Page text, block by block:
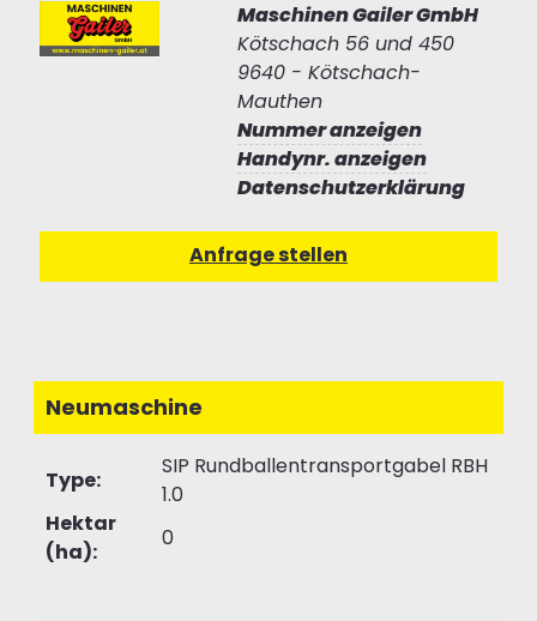
Maschinen Gailer GmbH
Kötschach 56 und 450
9640 - Kötschach-
Mauthen
Nummer anzeigen
Handynr. anzeigen
Datenschutzerklärung
Neumaschine
Type:
SIP Rundballentransportgabel RBH
1.0
Hektar
(ha):
0